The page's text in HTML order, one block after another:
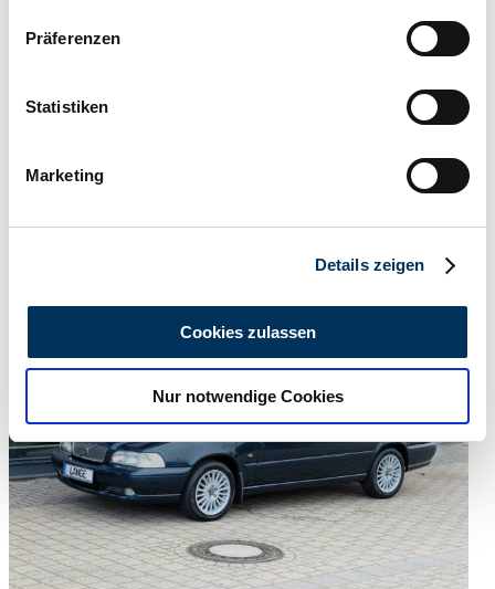
Informationen über Ihre geografische Lage
können
bestimmten Merkmalen (Fingerprinting) identifizieren
Erfahren Sie mehr darüber, wie Ihre persönlichen Daten
analysieren. Außerdem geben wir Informationen zu Ihrer
Verwendung unserer Website an unsere Partner für
soziale Medien, Werbung und Analysen weiter. Unsere
Partner führen diese Informationen möglicherweise mit
weiteren Daten zusammen, die Sie ihnen bereitgestellt
haben oder die sie im Rahmen Ihrer Nutzung der Dienste
gesammelt haben.Datenschutzerklärung
Präferenzen
Statistiken
Marketing
Details zeigen
Cookies zulassen
Nur notwendige Cookies